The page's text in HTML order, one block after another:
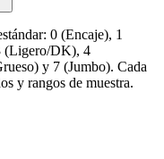
0 (Encaje), 1
(Ligero/DK), 4
y 7 (Jumbo). Cada
y rangos de muestra.